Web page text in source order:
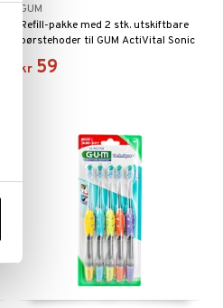
GUM
Refill-pakke med 2 stk. utskiftbare
børstehoder til GUM ActiVital Sonic
Toothbrush White
kr 59